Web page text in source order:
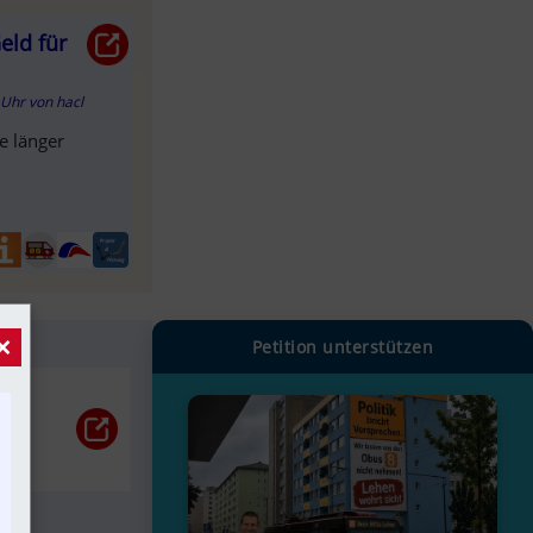
für
vonhacl
länger
Petition unterstützen